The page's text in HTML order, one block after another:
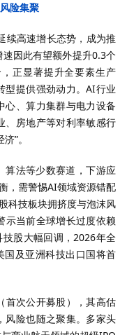
险集聚
续高速增长态势，成为推
因此有望额外提升0.3个
正显著提升全要素生产
型提供强劲动力。AI行业
心、算力集群与电力设备
、房地产等对利率敏感行
”。
算法等少数赛道，下游应
，需警惕AI领域资源错配
科技板块拥挤度与泡沫风
示当前全球增长过度依赖
股大幅回调，2026年全
及亚洲科技出口国将首
首次公开募股），其高估
风险也随之聚集。多家头